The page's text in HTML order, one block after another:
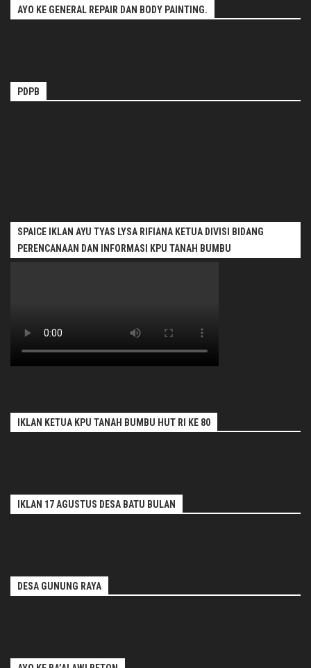
AYO KE GENERAL REPAIR DAN BODY PAINTING.
PDPB
SPAICE IKLAN AYU TYAS LYSA RIFIANA KETUA DIVISI BIDANG
PERENCANAAN DAN INFORMASI KPU TANAH BUMBU
IKLAN KETUA KPU TANAH BUMBU HUT RI KE 80
IKLAN 17 AGUSTUS DESA BATU BULAN
DESA GUNUNG RAYA